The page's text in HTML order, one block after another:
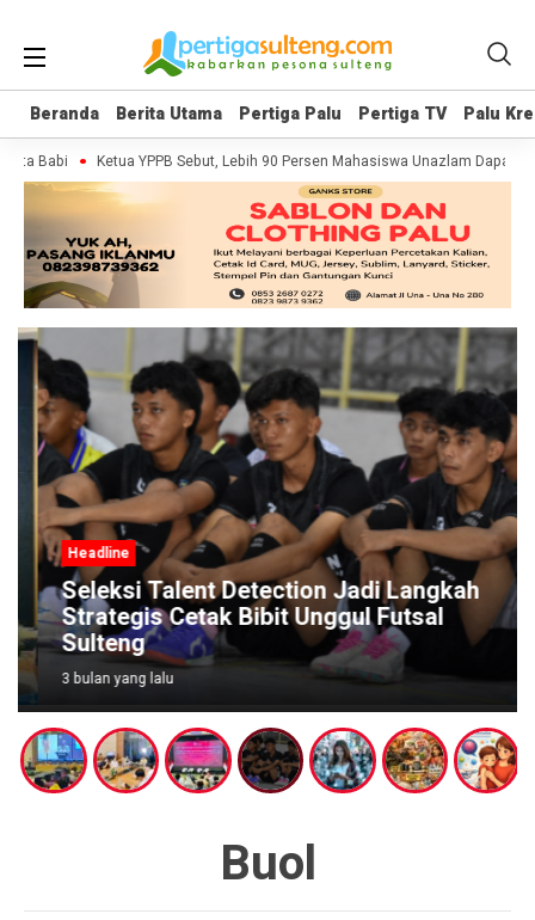
Beranda Berita Utama Pertiga Palu Pertiga TV Palu
Beranda Berita Utama Pertiga Palu Pertiga TV Palu
Babi Ketua YPPB Sebut, Lebih 90 Persen Mahasiswa Unazlam Dapat
Headline
Seleksi Talent Detection Jadi Langkah
Strategis Cetak Bibit Unggul Futsal
Sulteng
3 bulan yang lalu
Buol